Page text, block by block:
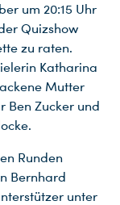
um 20:15 Uhr
Quizshow
zu raten.
Katharina
Mutter
Ben Zucker und
Runden
Bernhard
unter